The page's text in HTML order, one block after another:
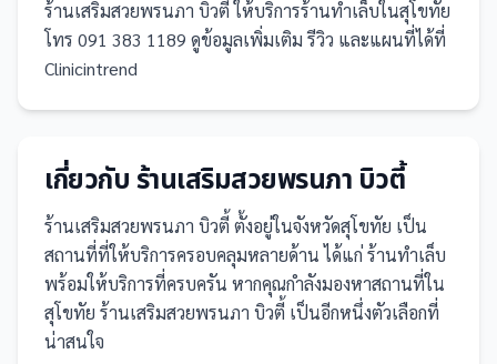
ร้านเสริมสวยพรนภา บิวตี้ ให้บริการร้านทำเล็บในสุโขทัย
โทร 091 383 1189 ดูข้อมูลเพิ่มเติม รีวิว และแผนที่ได้ที่
Clinicintrend
เกี่ยวกับร้านเสริมสวยพรนภา บิวตี้
ร้านเสริมสวยพรนภา บิวตี้ ตั้งอยู่ในจังหวัดสุโขทัย เป็น
สถานที่ที่ให้บริการครอบคลุมหลายด้าน ได้แก่ ร้านทำเล็บ
พร้อมให้บริการที่ครบครัน หากคุณกำลังมองหาสถานที่ใน
สุโขทัย ร้านเสริมสวยพรนภา บิวตี้ เป็นอีกหนึ่งตัวเลือกที่
น่าสนใจ